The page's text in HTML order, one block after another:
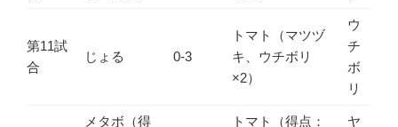
第11試
合
じょる 0-3
トマト（マツヅ
キ、ウチボリ
×2）
ウ
チ
ボ
リ
メタボ（得
トマト（得点：
ヤ